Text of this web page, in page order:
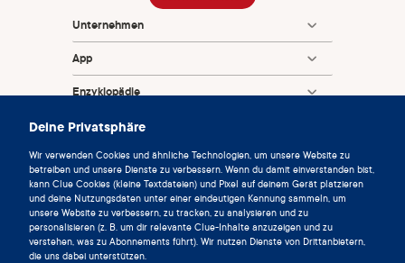
Deine Privatsphäre
Wir verwenden Cookies und ähnliche Technologien, um unsere Website zu
betreiben und unsere Dienste zu verbessern. Wenn du damit einverstanden bist,
kann Clue Cookies (kleine Textdateien) und Pixel auf deinem Gerät platzieren
und deine Nutzungsdaten unter einer eindeutigen Kennung sammeln, um
unsere Website zu verbessern, zu tracken, zu analysieren und zu
personalisieren (z. B. um dir relevante Clue-Inhalte anzuzeigen und zu
verstehen, was zu Abonnements führt). Wir nutzen Dienste von Drittanbietern,
die uns dabei unterstützen.
Unternehmen
App
Enzyklopädie
Info
Partnerships